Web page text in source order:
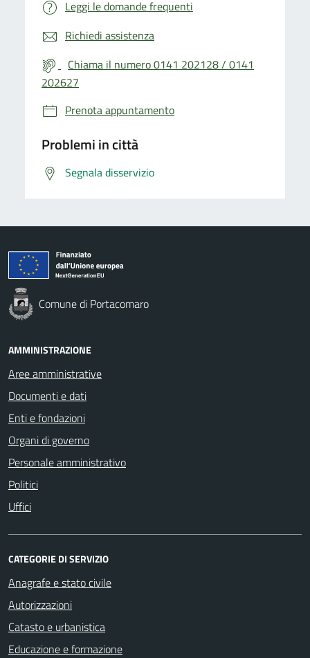
Leggi le domande frequenti
Richiedi assistenza
Chiama il numero 0141 202128 / 0141
202627
Prenota appuntamento
Problemi in città
Segnala disservizio
Comune di Portacomaro
AMMINISTRAZIONE
Aree amministrative
Documenti e dati
Enti e fondazioni
Organi di governo
Personale amministrativo
Politici
Uffici
CATEGORIE DI SERVIZIO
Anagrafe e stato civile
Autorizzazioni
Catasto e urbanistica
Educazione e formazione